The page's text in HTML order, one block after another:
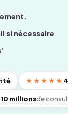
si nécessaire
*
★★★★★
10 millionsde